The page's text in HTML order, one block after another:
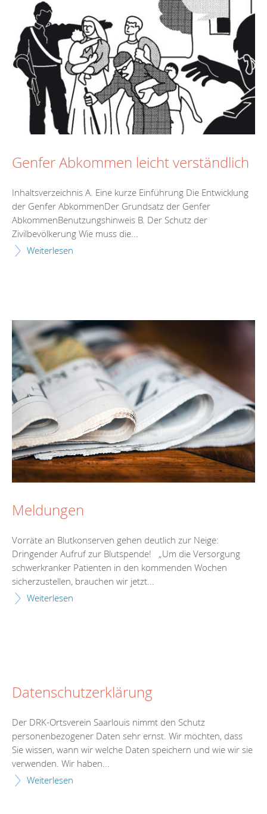
Genfer Abkommen leicht verständlich
Inhaltsverzeichnis A. Eine kurze Einführung Die Entwicklung
der Genfer AbkommenDer Grundsatz der Genfer
AbkommenBenutzungshinweis B. Der Schutz der
Zivilbevölkerung Wie muss die...
Weiterlesen
Meldungen
Vorräte an Blutkonserven gehen deutlich zur Neige:
Dringender Aufruf zur Blutspende! „Um die Versorgung
schwerkranker Patienten in den kommenden Wochen
sicherzustellen, brauchen wir jetzt...
Weiterlesen
Datenschutzerklärung
Der DRK-Ortsverein Saarlouis nimmt den Schutz
personenbezogener Daten sehr ernst. Wir möchten, dass
Sie wissen, wann wir welche Daten speichern und wie wir sie
verwenden. Wir haben...
Weiterlesen